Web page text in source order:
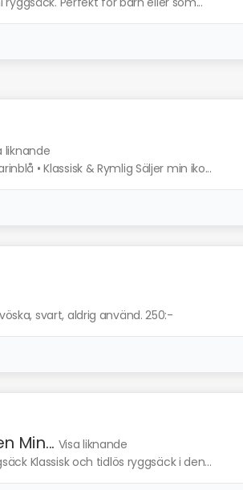
liknande
• Klassisk & Rymlig Säljer min iko...
svart, aldrig använd. 250:-
Min... Visa liknande
Klassisk och tidlös ryggsäck i den...